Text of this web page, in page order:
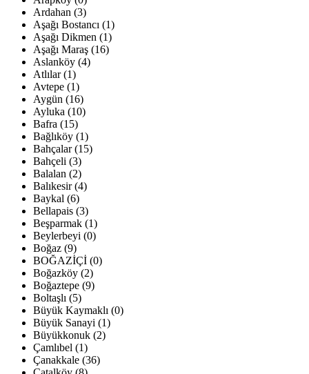
Ardahan (3)
Aşağı Bostancı (1)
Aşağı Dikmen (1)
Aşağı Maraş (16)
Aslanköy (4)
Atlılar (1)
Avtepe (1)
Aygün (16)
Ayluka (10)
Bafra (15)
Bağlıköy (1)
Bahçalar (15)
Bahçeli (3)
Balalan (2)
Balıkesir (4)
Baykal (6)
Bellapais (3)
Beşparmak (1)
Beylerbeyi (0)
Boğaz (9)
BOĞAZİÇİ (0)
Boğazköy (2)
Boğaztepe (9)
Boltaşlı (5)
Büyük Kaymaklı (0)
Büyük Sanayi (1)
Büyükkonuk (2)
Çamlıbel (1)
Çanakkale (36)